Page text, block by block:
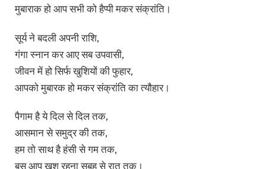
मुबाराक हो आप सभी को हैप्पी मकर संक्रांति।
सूर्य ने बदली अपनी राशि,
गंगा स्नान कर आए सब उपवासी,
जीवन में हो सिर्फ खुशियों की फुहार,
आपको मुबारक हो मकर संक्रांति का त्यौहार।
पैगाम है ये दिल से दिल तक,
आसमान से समुद्र की तक,
हम तो साथ है हंसी से गम तक,
बस आप खुश रहना सुबह से रात तक।